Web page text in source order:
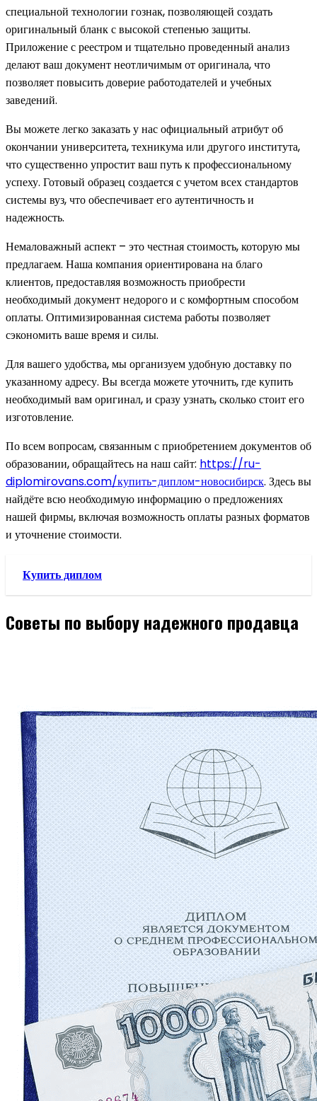
специальной технологии гознак, позволяющей создать
оригинальный бланк с высокой степенью защиты.
Приложение с реестром и тщательно проведенный анализ
делают ваш документ неотличимым от оригинала, что
позволяет повысить доверие работодателей и учебных
заведений.
Вы можете легко заказать у нас официальный атрибут об
окончании университета, техникума или другого института,
что существенно упростит ваш путь к профессиональному
успеху. Готовый образец создается с учетом всех стандартов
системы вуз, что обеспечивает его аутентичность и
надежность.
Немаловажный аспект – это честная стоимость, которую мы
предлагаем. Наша компания ориентирована на благо
клиентов, предоставляя возможность приобрести
необходимый документ недорого и с комфортным способом
оплаты. Оптимизированная система работы позволяет
сэкономить ваше время и силы.
Для вашего удобства, мы организуем удобную доставку по
указанному адресу. Вы всегда можете уточнить, где купить
необходимый вам оригинал, и сразу узнать, сколько стоит его
изготовление.
По всем вопросам, связанным с приобретением документов об
образовании, обращайтесь на наш сайт: https://ru-
diplomirovans.com/купить-диплом-новосибирск. Здесь вы
найдёте всю необходимую информацию о предложениях
нашей фирмы, включая возможность оплаты разных форматов
и уточнение стоимости.
Купить диплом
Советы по выбору надежного продавца